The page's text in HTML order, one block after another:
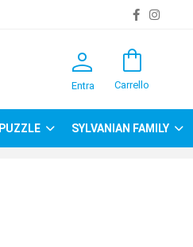
person
Entra
shopping_bag
Carrello
PUZZLE SYLVANIAN FAMILY